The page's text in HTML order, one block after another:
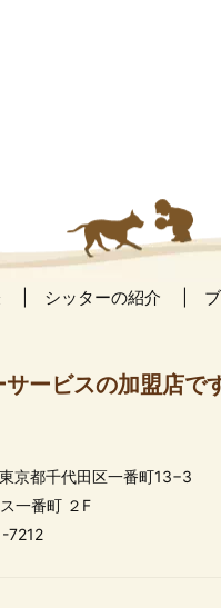
シッターの紹介
ービスの加盟店で
京都千代田区一番町13−3
一番町 ２F
7212